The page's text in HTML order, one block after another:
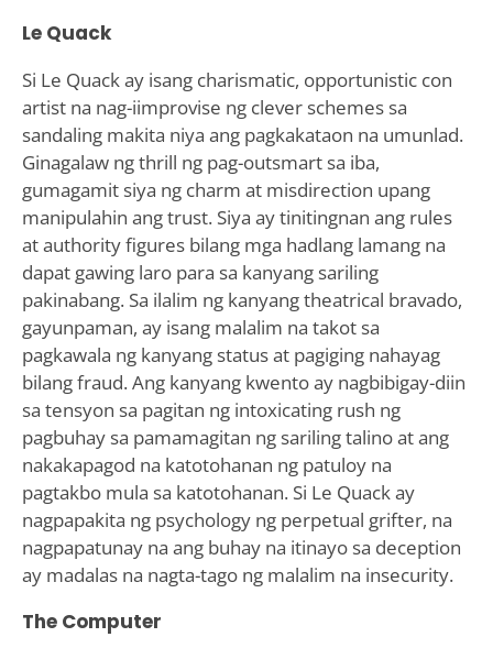
Le Quack
Si Le Quack ay isang charismatic, opportunistic con
artist na nag-iimprovise ng clever schemes sa
sandaling makita niya ang pagkakataon na umunlad.
Ginagalaw ng thrill ng pag-outsmart sa iba,
gumagamit siya ng charm at misdirection upang
manipulahin ang trust. Siya ay tinitingnan ang rules
at authority figures bilang mga hadlang lamang na
dapat gawing laro para sa kanyang sariling
pakinabang. Sa ilalim ng kanyang theatrical bravado,
gayunpaman, ay isang malalim na takot sa
pagkawala ng kanyang status at pagiging nahayag
bilang fraud. Ang kanyang kwento ay nagbibigay-diin
sa tensyon sa pagitan ng intoxicating rush ng
pagbuhay sa pamamagitan ng sariling talino at ang
nakakapagod na katotohanan ng patuloy na
pagtakbo mula sa katotohanan. Si Le Quack ay
nagpapakita ng psychology ng perpetual grifter, na
nagpapatunay na ang buhay na itinayo sa deception
ay madalas na nagta-tago ng malalim na insecurity.
The Computer